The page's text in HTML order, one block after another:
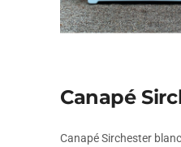
Canapé
Canapé Sirchester